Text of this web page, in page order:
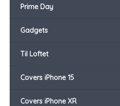
Prime Day
Gadgets
Til Loftet
Covers iPhone 15
Covers iPhone XR